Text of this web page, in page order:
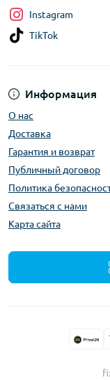
Информация
О нас
Доставка
Гарантия и возврат
Публичный договор
Политика
Связаться с нами
Карта сайта
Instagram
TikTok